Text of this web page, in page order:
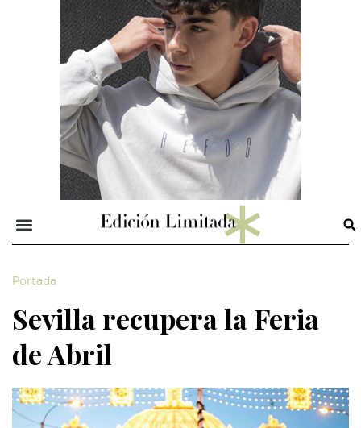
Portada
Sevilla recupera la Feria
de Abril